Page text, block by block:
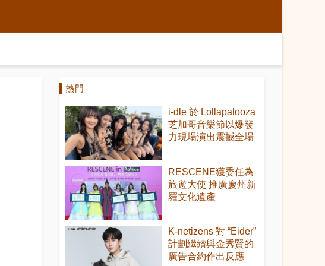
熱門
i-dle 於 Lollapalooza
芝加哥音樂節以爆發
力現場演出震撼全場
RESCENE獲委任為
旅遊大使 推廣慶州新
羅文化遺產
K-netizens 對 “Eider”
計劃繼續與金秀賢的
廣告合約作出反應